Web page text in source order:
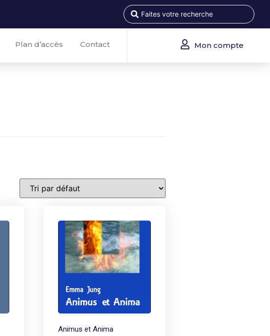
Plan d’accès Contact Mon compte
Animus et Anima